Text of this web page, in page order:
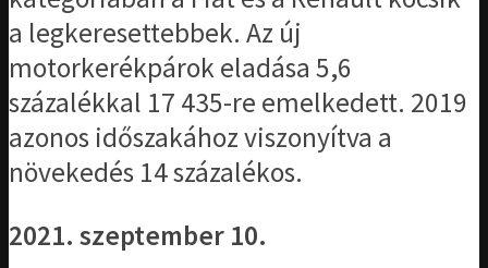
a legkeresettebbek. Az új
motorkerékpárok eladása 5,6
százalékkal 17 435-re emelkedett. 2019
azonos időszakához viszonyítva a
növekedés 14 százalékos.
2021. szeptember 10.